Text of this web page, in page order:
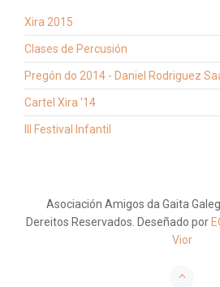
Enviarme unha copia
(opcional)
Xira 2015
Clases de Percusión
Pregón do 2014 - Daniel Rodriguez
Cartel Xira '14
III Festival Infantil
Asociación Amigos da Gaita
Dereitos Reservados. Deseñado por
Vior